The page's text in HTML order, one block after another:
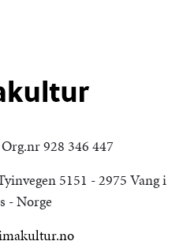
928 346 447
5151 - 2975 Vang i
- Norge